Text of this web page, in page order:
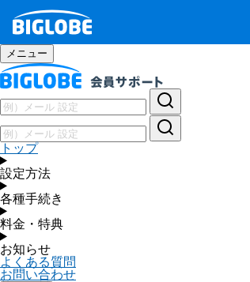
メニュー
トップ
設定方法
各種手続き
料金・特典
お知らせ
よくある質問
お問い合わせ